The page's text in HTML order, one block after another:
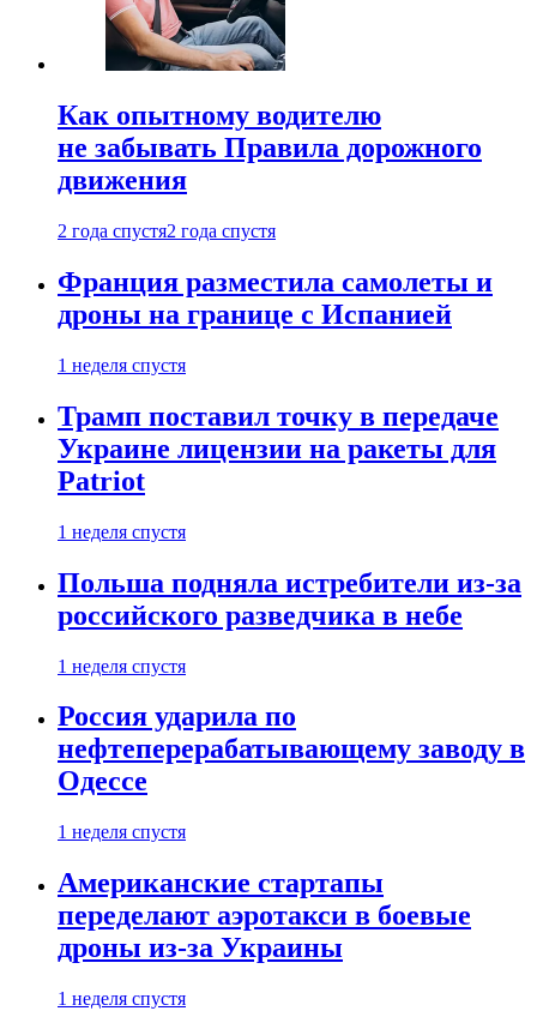
Как опытному водителю
не забывать Правила дорожного
движения
2 года спустя2 года спустя
Франция разместила самолеты и
дроны на границе с Испанией
1 неделя спустя
Трамп поставил точку в передаче
Украине лицензии на ракеты для
Patriot
1 неделя спустя
Польша подняла истребители из-за
российского разведчика в небе
1 неделя спустя
Россия ударила по
нефтеперерабатывающему заводу в
Одессе
1 неделя спустя
Американские стартапы
переделают аэротакси в боевые
дроны из-за Украины
1 неделя спустя